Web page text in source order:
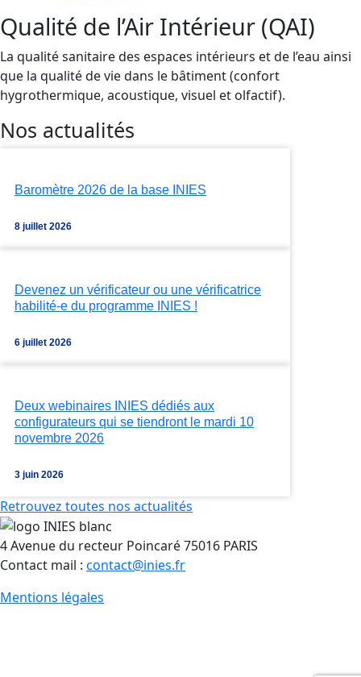
Qualité de l’Air Intérieur (QAI)
La qualité sanitaire des espaces intérieurs et de l’eau ainsi
que la qualité de vie dans le bâtiment (confort
hygrothermique, acoustique, visuel et olfactif).
Nos actualités
Baromètre 2026 de la base INIES
8 juillet 2026
Devenez un vérificateur ou une vérificatrice
habilité-e du programme INIES !
6 juillet 2026
Deux webinaires INIES dédiés aux
configurateurs qui se tiendront le mardi 10
novembre 2026
3 juin 2026
Retrouvez toutes nos actualités
4 Avenue du recteur Poincaré 75016 PARIS
Contact mail : contact@inies.fr
Mentions légales